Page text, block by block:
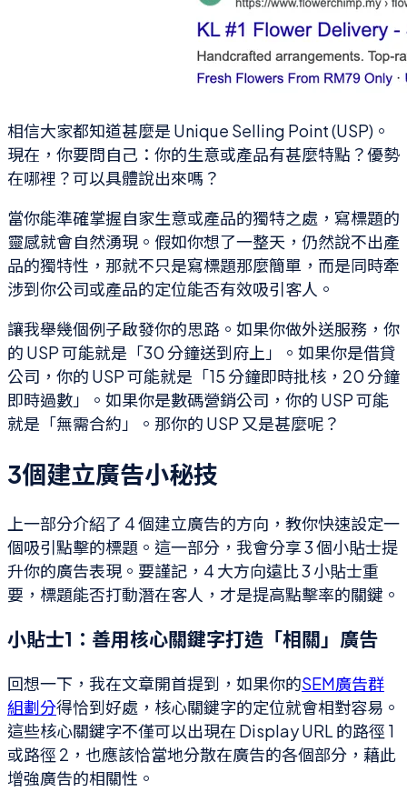
相信大家都知道甚麼是 Unique Selling Point (USP)。
現在，你要問自己：你的生意或產品有甚麼特點？優勢
在哪裡？可以具體說出來嗎？
當你能準確掌握自家生意或產品的獨特之處，寫標題的
靈感就會自然湧現。假如你想了一整天，仍然說不出產
品的獨特性，那就不只是寫標題那麼簡單，而是同時牽
涉到你公司或產品的定位能否有效吸引客人。
讓我舉幾個例子啟發你的思路。如果你做外送服務，你
的 USP 可能就是「30 分鐘送到府上」。如果你是借貸
公司，你的 USP 可能就是「15 分鐘即時批核，20 分鐘
即時過數」。如果你是數碼營銷公司，你的 USP 可能
就是「無需合約」。那你的 USP 又是甚麼呢？
3個建立廣告小秘技
上一部分介紹了 4 個建立廣告的方向，教你快速設定一
個吸引點擊的標題。這一部分，我會分享 3 個小貼士提
升你的廣告表現。要謹記，4 大方向遠比 3 小貼士重
要，標題能否打動潛在客人，才是提高點擊率的關鍵。
小貼士1：善用核心關鍵字打造「相關」廣告
回想一下，我在文章開首提到，如果你的SEM廣告群
組劃分得恰到好處，核心關鍵字的定位就會相對容易。
這些核心關鍵字不僅可以出現在 Display URL 的路徑 1
或路徑 2，也應該恰當地分散在廣告的各個部分，藉此
增強廣告的相關性。